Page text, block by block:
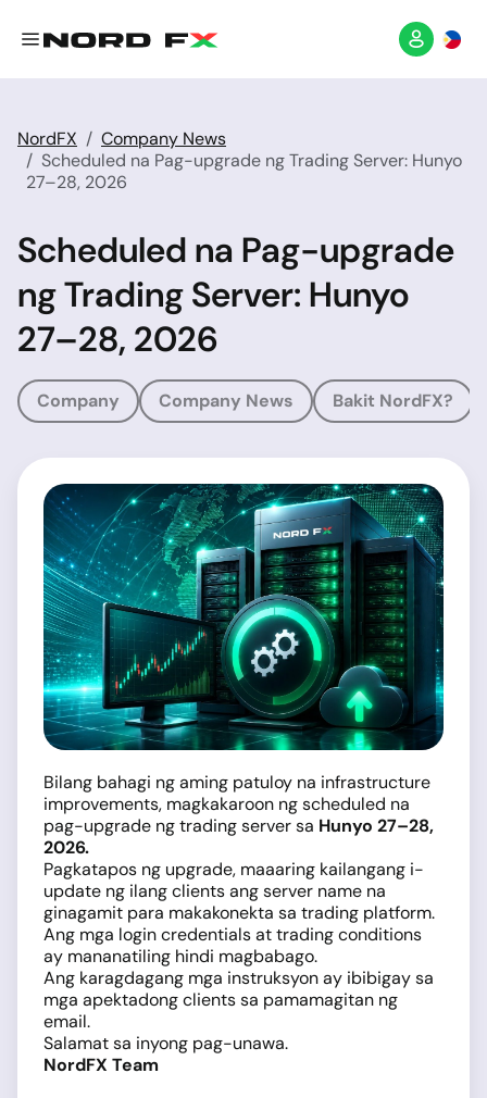
NordFX
Company News
Scheduled na Pag-upgrade ng Trading Server: Hunyo
27–28, 2026
Scheduled na Pag-upgrade
ng Trading Server: Hunyo
27–28, 2026
Company Company News Bakit NordFX?
Bilang bahagi ng aming patuloy na infrastructure
improvements, magkakaroon ng scheduled na
pag-upgrade ng trading server sa Hunyo 27–28,
2026.
Pagkatapos ng upgrade, maaaring kailangang i-
update ng ilang clients ang server name na
ginagamit para makakonekta sa trading platform.
Ang mga login credentials at trading conditions
ay mananatiling hindi magbabago.
Ang karagdagang mga instruksyon ay ibibigay sa
mga apektadong clients sa pamamagitan ng
email.
Salamat sa inyong pag-unawa.
NordFX Team